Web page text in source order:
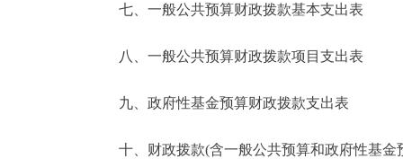
ENGLISH
七、一般公共预算财政拨款基本支出表
八、一般公共预算财政拨款项目支出表
九、政府性基金预算财政拨款支出表
十、财政拨款(含一般公共预算和政府性基金